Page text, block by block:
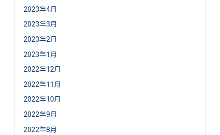
2023年4月
2023年3月
2023年2月
2023年1月
2022年12月
2022年11月
2022年10月
2022年9月
2022年8月